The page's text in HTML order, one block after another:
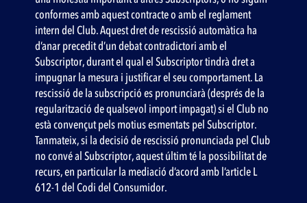
conformes amb aquest contracte o amb el reglament
intern del Club. Aquest dret de rescissió automàtica ha
d’anar precedit d’un debat contradictori amb el
Subscriptor, durant el qual el Subscriptor tindrà dret a
impugnar la mesura i justificar el seu comportament. La
rescissió de la subscripció es pronunciarà (després de la
regularització de qualsevol import impagat) si el Club no
està convençut pels motius esmentats pel Subscriptor.
Tanmateix, si la decisió de rescissió pronunciada pel Club
no convé al Subscriptor, aquest últim té la possibilitat de
recurs, en particular la mediació d’acord amb l’article L
612-1 del Codi del Consumidor.